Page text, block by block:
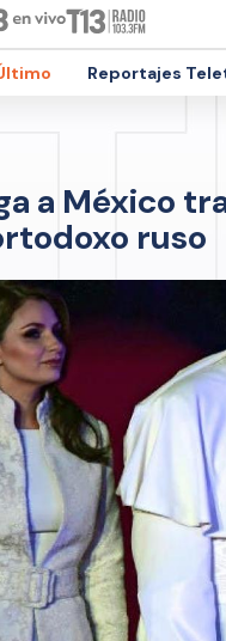
Reportajes
a México
ruso